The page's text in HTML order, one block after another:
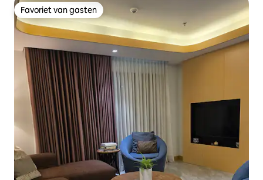
Favoriet van gasten
Favoriet van gasten